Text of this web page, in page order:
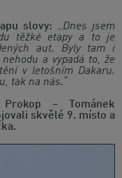
slovy: „Dnes jsem
těžké etapy a to je
aut. Byly tam i
a vypadá to, že
v letošním Dakaru.
tak na nás.“
– Tománek
skvělé 9. místo a